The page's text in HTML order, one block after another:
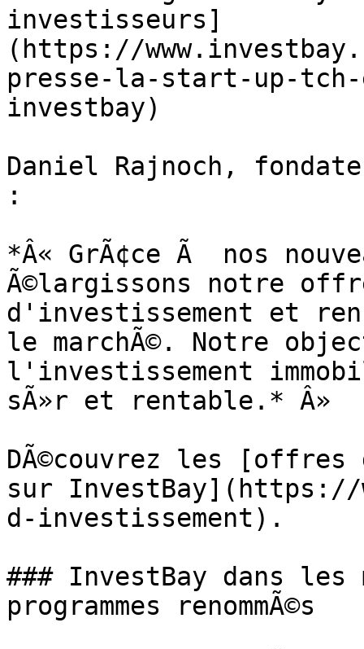
investisseurs]
(https://
presse-la-start-up-tch-
investbay)
Daniel Rajnoch,
:
*Â« GrÃ¢ce Ã  nos
Ã©largissons notre
d'investissement et
le marchÃ©. Notre
l'investissement
sÃ»r et rentable.* Â»
DÃ©couvrez les
sur InvestBay](https://
d-investissement).
### InvestBay dans les
programmes renommÃ©s